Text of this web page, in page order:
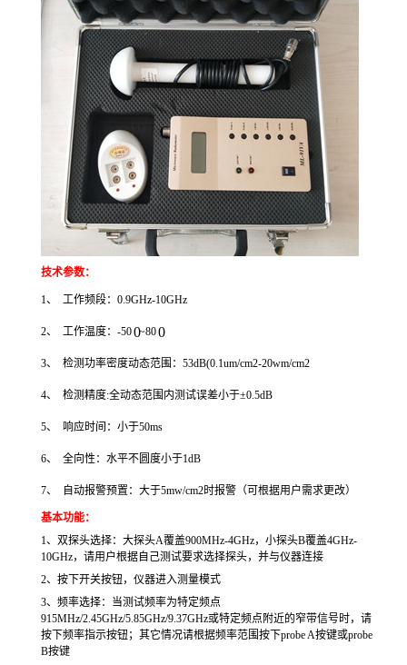
技术参数：
1、 工作频段：0.9GHz-10GHz
2、 工作温度：-500~800
3、 检测功率密度动态范围：53dB(0.1um/cm2-20wm/cm2
4、 检测精度:全动态范围内测试误差小于±0.5dB
5、 响应时间：小于50ms
6、 全向性：水平不圆度小于1dB
7、 自动报警预置：大于5mw/cm2时报警（可根据用户需求更改）
基本功能：
1、双探头选择：大探头A覆盖900MHz-4GHz，小探头B覆盖4GHz-
10GHz，请用户根据自己测试要求选择探头，并与仪器连接
2、按下开关按钮，仪器进入测量模式
3、频率选择：当测试频率为特定频点
915MHz/2.45GHz/5.85GHz/9.37GHz或特定频点附近的窄带信号时，请
按下频率指示按钮；其它情况请根据频率范围按下probe A按键或probe
B按键